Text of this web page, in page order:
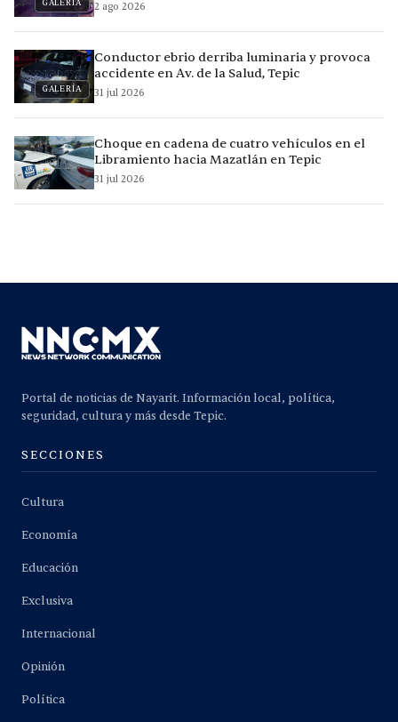
GALERÍA 2 ago 2026
GALERÍA
Conductor ebrio derriba luminaria y provoca
accidente en Av. de la Salud, Tepic
31 jul 2026
Choque en cadena de cuatro vehículos en el
Libramiento hacia Mazatlán en Tepic
31 jul 2026
Portal de noticias de Nayarit. Información local, política,
seguridad, cultura y más desde Tepic.
SECCIONES
Cultura
Economía
Educación
Exclusiva
Internacional
Opinión
Política